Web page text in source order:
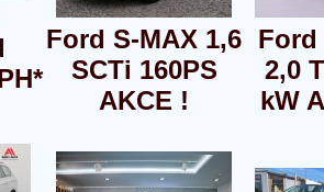
Ford S-MAX 1,6
SCTi 160PS
AKCE !
Ford
2,0
kW